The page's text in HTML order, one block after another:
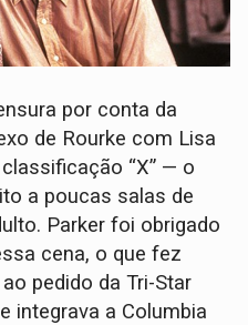
por conta da
de Rourke com Lisa
“X” — o
a poucas salas de
Parker foi obrigado
cena, o que fez
pedido da Tri-Star
integrava a Columbia